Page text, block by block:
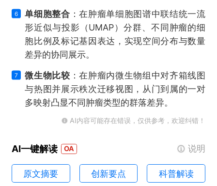
6 单细胞整合 ：在肿瘤单细胞图谱中联结统一流
形近似与投影（UMAP）分群、不同肿瘤的细
胞比例及标记基因表达，实现空间分布与数量
差异的协同展示。
7 微生物比较 ：在肿瘤内微生物组中对齐箱线图
与热图并展示秩次迁移视图，从门到属的一对
多映射凸显不同肿瘤类型的群落差异。
AI内容可能存在错误，仅供参考，欢迎纠错！
AI一键解读 说明
原文摘要 创新要点 科普解读